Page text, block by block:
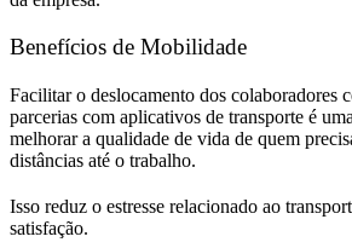
Benefícios de Mobilidade
Facilitar o deslocamento dos colaboradores
parcerias com aplicativos de transporte é
melhorar a qualidade de vida de quem
distâncias até o trabalho.
Isso reduz o estresse relacionado ao
satisfação.